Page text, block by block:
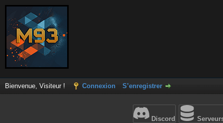
Bienvenue, Visiteur ! Connexion S’enregistrer
Discord